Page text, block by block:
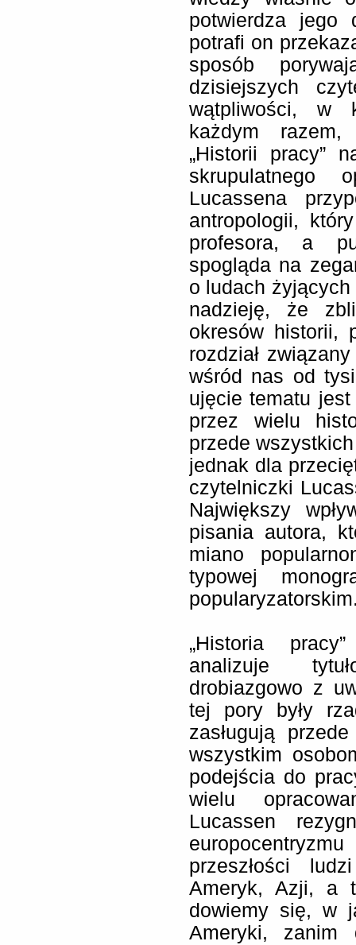
potwierdza jego
potrafi on
sposób
dzisiejszych
wątpliwości, w
każdym razem,
„Historii pracy”
skrupulatnego
Lucassena
antropologii,
profesora, a
spogląda na
o ludach żyjących
nadzieję, że
okresów historii,
rozdział
wśród nas od
ujęcie tematu
przez wielu
przede
jednak dla
czytelniczki
Największy
pisania autora,
miano
typowej
„Historia
analizuje
drobiazgowo z
tej pory były
zasługują
wszystkim
podejścia do
wielu
Lucassen
przeszłości
Ameryk, Azji, a
dowiemy się, w
Ameryki, zanim